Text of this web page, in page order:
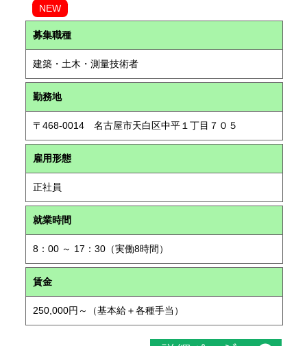
NEW
募集職種
建築・土木・測量技術者
勤務地
〒468-0014 名古屋市天白区中平１丁目７０５
雇用形態
正社員
就業時間
8：00 ～ 17：30（実働8時間）
賃金
250,000円～（基本給＋各種手当）